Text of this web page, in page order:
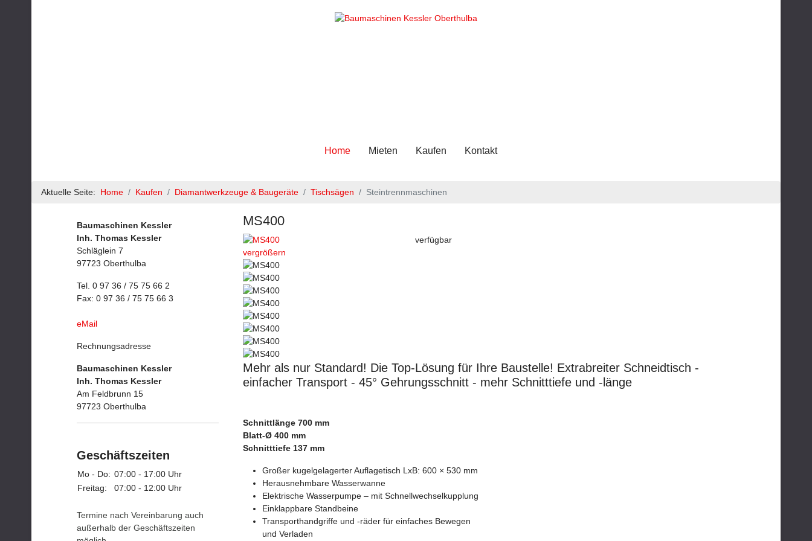
Home Mieten Kaufen Kontakt
Aktuelle Seite: Home Kaufen Diamantwerkzeuge & Baugeräte Tischsägen Steintrennmaschinen
Baumaschinen Kessler
Inh. Thomas Kessler
Schläglein 7
97723 Oberthulba
Tel. 0 97 36 / 75 75 66 2
Fax: 0 97 36 / 75 75 66 3
eMail
Rechnungsadresse
Baumaschinen Kessler
Inh. Thomas Kessler
Am Feldbrunn 15
97723 Oberthulba
Geschäftszeiten
Mo - Do: 07:00 - 17:00 Uhr
Freitag:
07:00 - 12:00 Uhr
Termine nach Vereinbarung auch
außerhalb der Geschäftszeiten
MS400
vergrößern
verfügbar
Mehr als nur Standard! Die Top-Lösung für Ihre Baustelle! Extrabreiter Schneidtisch -
einfacher Transport - 45° Gehrungsschnitt - mehr Schnitttiefe und -länge
Schnittlänge 700 mm
Blatt-Ø 400 mm
Schnitttiefe 137 mm
Großer kugelgelagerter Auflagetisch LxB: 600 × 530 mm
Herausnehmbare Wasserwanne
Elektrische Wasserpumpe – mit Schnellwechselkupplung
Einklappbare Standbeine
Transporthandgriffe und -räder für einfaches Bewegen
und Verladen